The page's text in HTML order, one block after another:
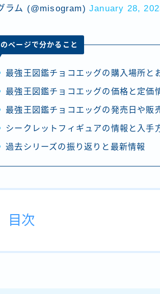
ラム (@misogram) January 28,
のページで分かること
最強王図鑑チョコエッグの購入場所と
最強王図鑑チョコエッグの価格と定価
最強王図鑑チョコエッグの発売日や販
シークレットフィギュアの情報と入手
過去シリーズの振り返りと最新情報
目次